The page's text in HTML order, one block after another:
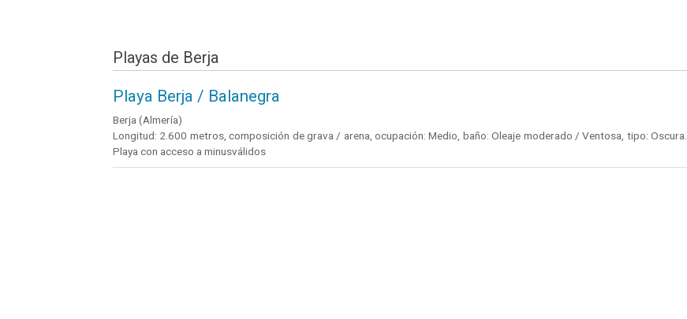
Playas de Berja
Playa Berja / Balanegra
Berja (Almería)
Longitud: 2.600 metros, composición de grava / arena, ocupación: Medio, baño: Oleaje moderado / Ventosa, tipo: Oscura.
Playa con acceso a minusválidos